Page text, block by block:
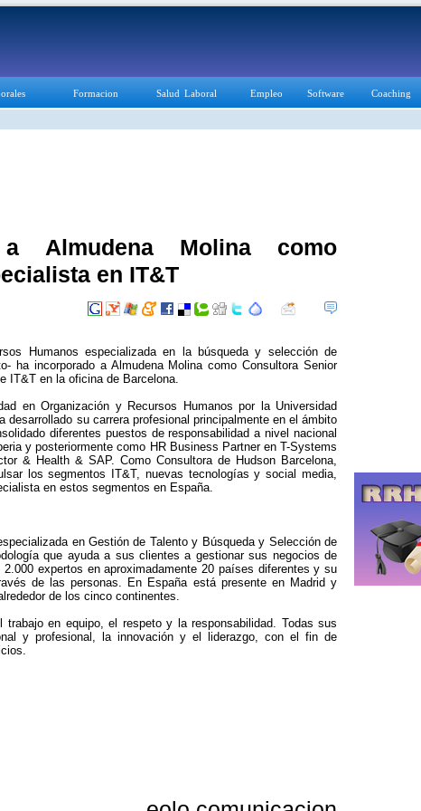
Formacion Salud Laboral Empleo Software Coaching
Almudena Molina como
en IT&T
Humanos especializada en la búsqueda y selección de
ha incorporado a Almudena Molina como Consultora Senior
IT&T en la oficina de Barcelona.
en Organización y Recursos Humanos por la Universidad
desarrollado su carrera profesional principalmente en el ámbito
diferentes puestos de responsabilidad a nivel nacional
y posteriormente como HR Business Partner en T-Systems
& Health & SAP. Como Consultora de Hudson Barcelona,
los segmentos IT&T, nuevas tecnologías y social media,
en estos segmentos en España.
en Gestión de Talento y Búsqueda y Selección de
que ayuda a sus clientes a gestionar sus negocios de
expertos en aproximadamente 20 países diferentes y su
de las personas. En España está presente en Madrid y
de los cinco continentes.
en equipo, el respeto y la responsabilidad. Todas sus
y profesional, la innovación y el liderazgo, con el fin de